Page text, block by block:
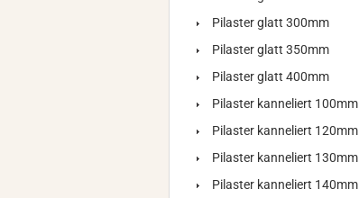
Pilaster glatt 300mm
Pilaster glatt 350mm
Pilaster glatt 400mm
Pilaster kanneliert 100mm
Pilaster kanneliert 120mm
Pilaster kanneliert 130mm
Pilaster kanneliert 140mm